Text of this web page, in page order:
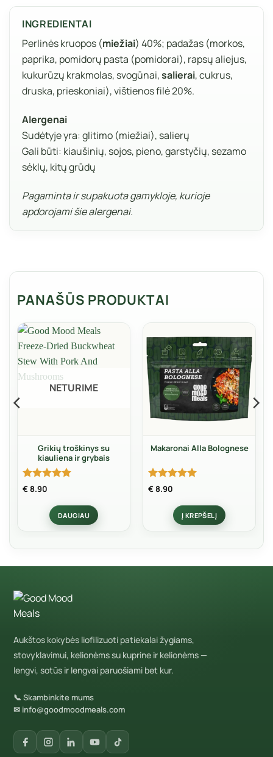
INGREDIENTAI
Perlinės kruopos (miežiai) 40%; padažas (morkos,
paprika, pomidorų pasta (pomidorai), rapsų aliejus,
kukurūzų krakmolas, svogūnai,salierai, cukrus,
druska, prieskoniai), vištienos filė 20%.
Alergenai
Sudėtyje yra: glitimo (miežiai), salierų
Gali būti: kiaušinių, sojos, pieno, garstyčių, sezamo
sėklų, kitų grūdų
Pagaminta ir supakuota gamykloje, kurioje
apdorojami šie alergenai.
PANAŠŪS PRODUKTAI
NETURIME
Grikių troškinys su
kiauliena ir grybais
Įvertinimas:
€8.90
DAUGIAU
Makaronai Alla Bolognese
Įvertinimas:
€8.90
Į KREPŠELĮ
Aukštos kokybės liofilizuoti patiekalai žygiams,
stovyklavimui, kelionėms su kuprine ir kelionėms —
lengvi, sotūs ir lengvai paruošiami bet kur.
📞 Skambinkite mums
✉ info@goodmoodmeals.com